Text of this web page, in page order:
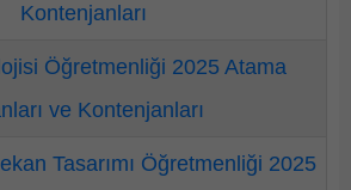
Kontenjanları
Öğretmenliği 2025 Atama
ve Kontenjanları
Tasarımı Öğretmenliği 2025